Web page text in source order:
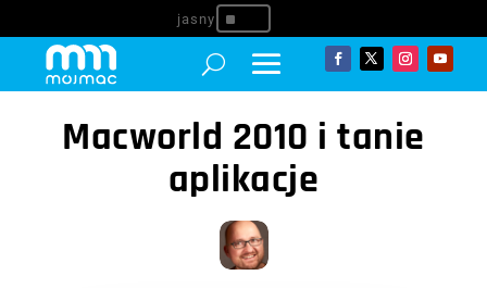
^
Macworld 2010 i tanie
aplikacje